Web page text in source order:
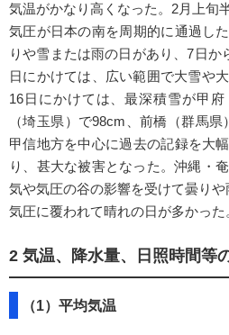
気温がかなり高くなった。2月上旬
気圧が日本の南を周期的に通過し
りや雪または雨の日があり、7日か
日にかけては、広い範囲で大雪や
16日にかけては、最深積雪が甲
（埼玉県）で98cm、前橋（群馬
甲信地方を中心に過去の記録を大
り、甚大な被害となった。沖縄・
気や気圧の谷の影響を受けて曇り
気圧に覆われて晴れの日が多かった
2 気温、降水量、日照時間等
（1）平均気温